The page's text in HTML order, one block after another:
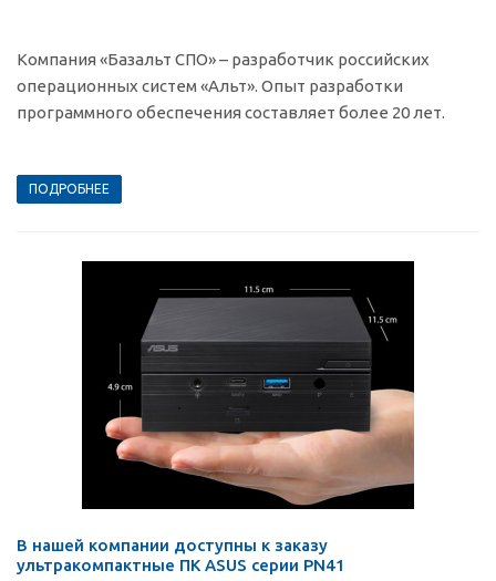
Компания «Базальт СПО» – разработчик российских
операционных систем «Альт». Опыт разработки
программного обеспечения составляет более 20 лет.
ПОДРОБНЕЕ
В нашей компании доступны к заказу
ультракомпактные ПК ASUS серии PN41